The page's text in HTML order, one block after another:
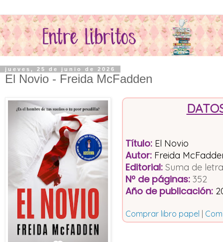
jueves, 25 de junio de 2026
El Novio - Freida McFadden
Título: El Novio
Autor: Freida
Editorial: Suma de
Nº de páginas: 352
Año de publicación:
Comprar libro papel